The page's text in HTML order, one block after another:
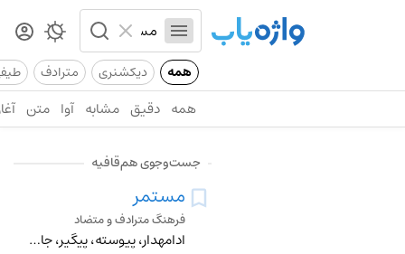
همه دیکشنری مترادف
همه دقیق مشابه آوا متن
جست‌وجوی هم‌قافیه
مستمر
فرهنگ مترادف و متضاد
ادامهدار، پیوسته، پیگیر، جاودانه، دایمی، مدام، مداوم، همیشگی ≠ موقت